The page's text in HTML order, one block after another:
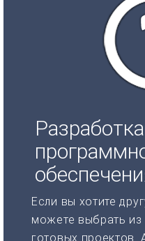
Разработка
Если вы хотите
можете выбрать из
готовых проектов.